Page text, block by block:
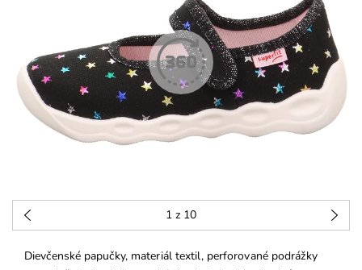
1 z 10
Dievčenské papučky, materiál textil, perforované podrážky